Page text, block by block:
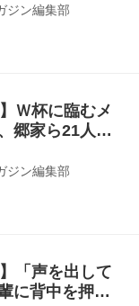
ジン編集部
Ｗ杯に臨むメ
郷家ら21人を
安部、大迫は
ジン編集部
「声を出して
に背中を押さ